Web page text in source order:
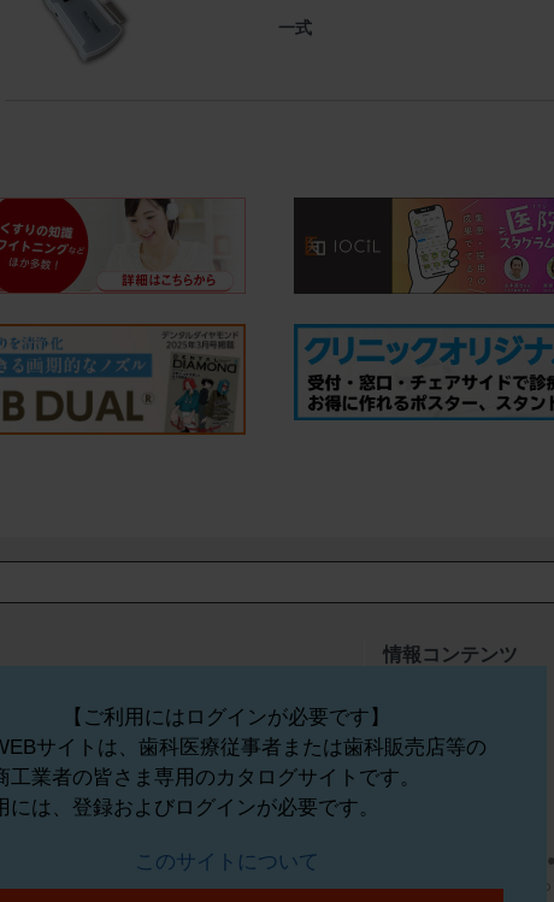
一式
薬材
L_白衣・衛生材料
M_歯科用コンピュータ・院内ネ
ットワーク
N_その他の製品
O_書籍
情報コンテンツ
講演会・セミナー
ジ等の変更や販売中止等については、予告なしに行われる場合があります
標準価格には、撤去料、取付料、運賃や諸費用などは含まれず、商品によ
【ご利用にはログインが必要です】
サイトは、歯科医療従事者または歯科販売店等の
工業者の皆さま専用のカタログサイトです。
には、登録およびログインが必要です。
このサイトについて